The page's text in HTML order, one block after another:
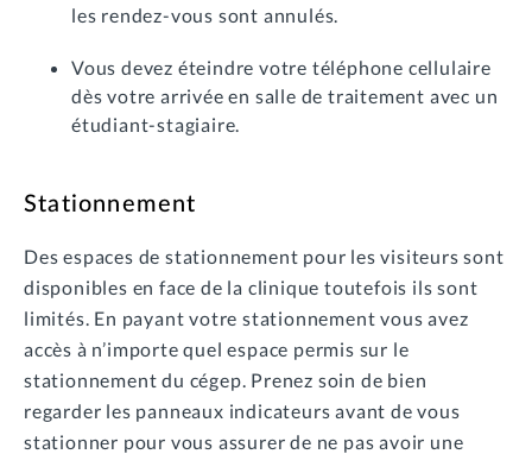
les rendez-vous sont annulés.
Vous devez éteindre votre téléphone cellulaire
dès votre arrivée en salle de traitement avec un
étudiant-stagiaire.
Stationnement
Des espaces de stationnement pour les visiteurs sont
disponibles en face de la clinique toutefois ils sont
limités. En payant votre stationnement vous avez
accès à n’importe quel espace permis sur le
stationnement du cégep. Prenez soin de bien
regarder les panneaux indicateurs avant de vous
stationner pour vous assurer de ne pas avoir une